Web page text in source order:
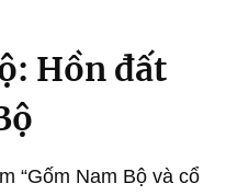
Hồn đất
“Gốm Nam Bộ và cổ